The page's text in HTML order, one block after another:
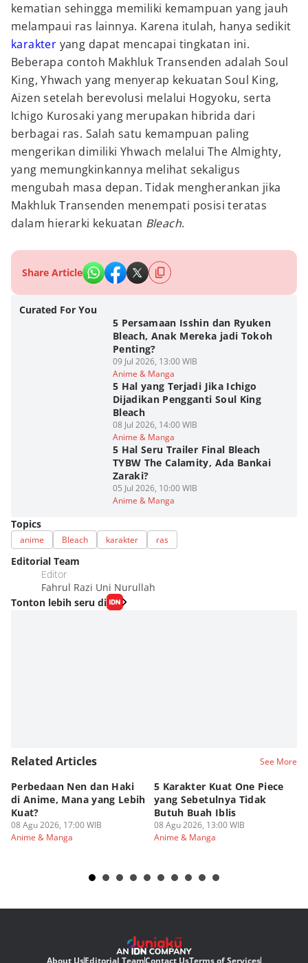
kematian sehingga memiliki kemampuan yang jauh
melampaui ras lainnya. Karena itulah, hanya sedikit
karakter yang dapat mencapai tingkatan ini.
Beberapa contoh Makhluk Transenden adalah Soul
King, Yhwach yang menyerap kekuatan Soul King,
Aizen setelah berevolusi melalui Hogyoku, serta
Ichigo Kurosaki yang merupakan hibrida dari
berbagai ras. Salah satu kemampuan paling
mengerikan dimiliki Yhwach melalui The Almighty,
yang memungkinkannya melihat sekaligus
mengubah masa depan. Tidak mengherankan jika
Makhluk Transenden menempati posisi teratas
dalam hierarki kekuatan Bleach.
Share Article
Curated For You
5 Persamaan Isshin dan Ryuken
Bleach, Anak Mereka jadi Tokoh
Penting?
09 Jul 2026, 13:00 WIB
Anime & Manga
5 Hal yang Terjadi Jika Ichigo
Dijadikan Pengganti Soul King
Bleach
08 Jul 2026, 14:00 WIB
Anime & Manga
5 Hal Seru Trailer Final Bleach
TYBW The Calamity, Ada Bankai
Zaraki?
05 Jul 2026, 10:00 WIB
Anime & Manga
Topics
anime Bleach karakter ras
Editorial Team
Editor
Fahrul Razi Uni Nurullah
Tonton lebih seru di
Related Articles See More
Perbedaan Nen dan Haki
di Anime, Mana yang Lebih
Kuat?
08 Agu 2026, 17:00 WIB
Anime & Manga
5 Karakter Kuat One Piece
yang Sebetulnya Tidak
Butuh Buah Iblis
08 Agu 2026, 13:00 WIB
Anime & Manga
About UsEditorial TeamContact UsTerms of Services